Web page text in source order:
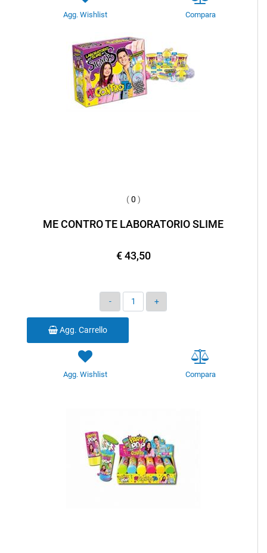
Agg. Wishlist Compara
(0 )
ME CONTRO TE LABORATORIO SLIME
€ 43,50
Quantità
Agg. Carrello
Agg. Wishlist Compara